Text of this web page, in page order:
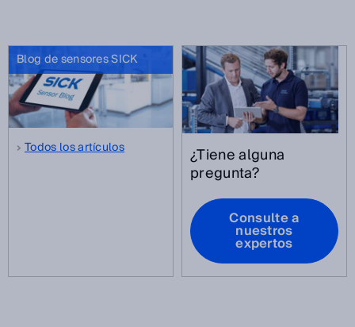
Blog de sensores SICK
Todos los artículos ¿Tiene alguna
pregunta?
Consulte a
nuestros
expertos